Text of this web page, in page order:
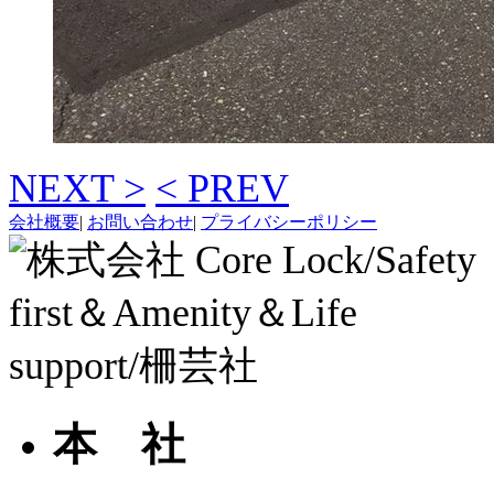
NEXT > < PREV
会社概要| お問い合わせ| プライバシーポリシー
本 社